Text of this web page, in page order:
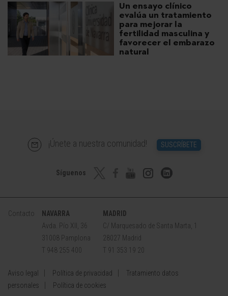
Un ensayo clínico
evalúa un tratamiento
para mejorar la
fertilidad masculina y
favorecer el embarazo
natural
¡Únete a nuestra comunidad! SUSCRÍBETE
Síguenos
Contacto
NAVARRA
Avda. Pío XII, 36
31008 Pamplona
T 948 255 400
MADRID
C/ Marquesado de Santa Marta, 1
28027 Madrid
T 91 353 19 20
Aviso legal Política de privacidad
Tratamiento datos
personales
Política de cookies